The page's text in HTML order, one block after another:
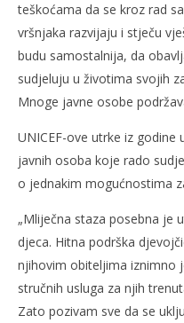
teškoćama da se kroz rad
vršnjaka razvijaju i stječu
budu samostalnija, da
sudjeluju u životima svojih
Mnoge javne osobe
UNICEF-ove utrke iz
javnih osoba koje rado
o jednakim mogućnostima
„Mliječna staza posebna je
djeca. Hitna podrška
njihovim obiteljima iznimno
stručnih usluga za njih
Zato pozivam sve da se